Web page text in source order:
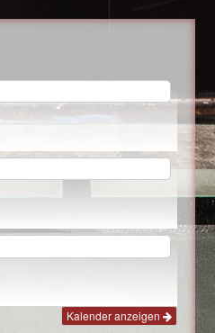
Kalender anzeigen